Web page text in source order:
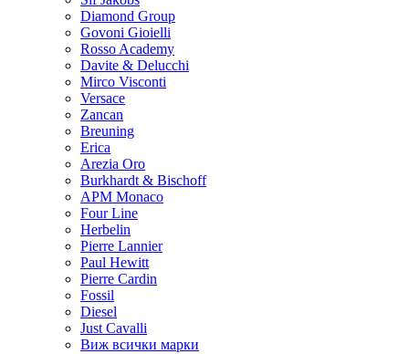
Diamond Group
Govoni Gioielli
Rosso Academy
Davite & Delucchi
Mirco Visconti
Versace
Zancan
Breuning
Erica
Arezia Oro
Burkhardt & Bischoff
APM Monaco
Four Line
Herbelin
Pierre Lannier
Paul Hewitt
Pierre Cardin
Fossil
Diesel
Just Cavalli
Виж всички марки